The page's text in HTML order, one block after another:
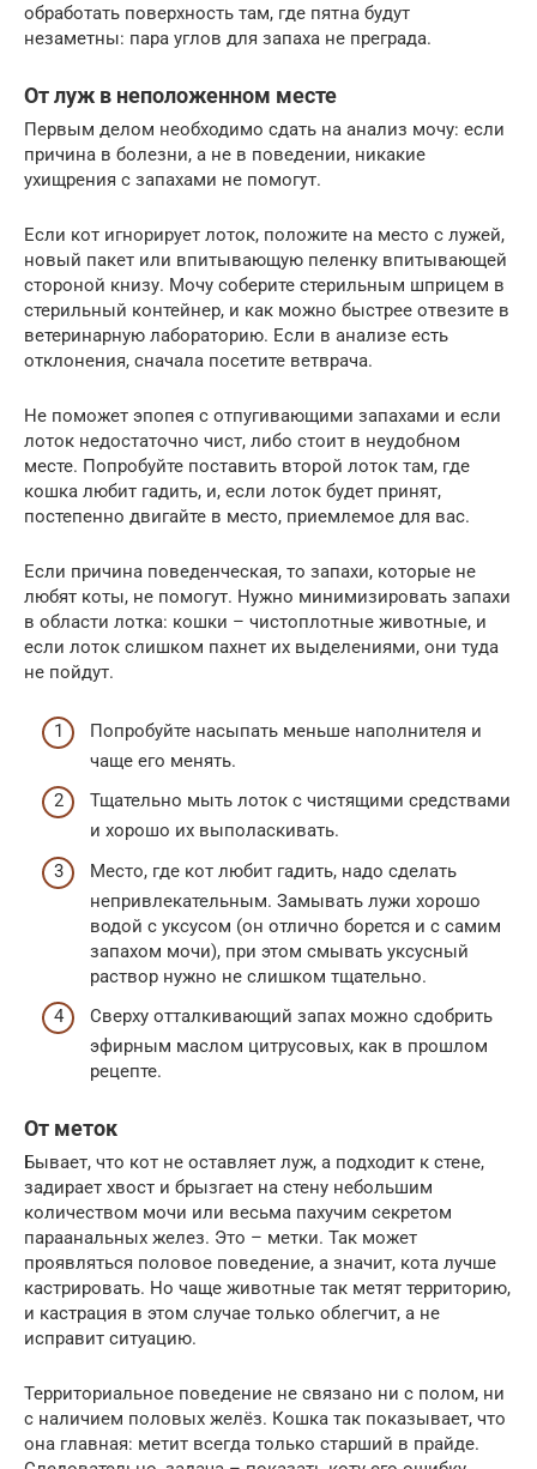
обработать поверхность там, где пятна будут
незаметны: пара углов для запаха не преграда.
От луж в неположенном месте
Первым делом необходимо сдать на анализ мочу: если
причина в болезни, а не в поведении, никакие
ухищрения с запахами не помогут.
Если кот игнорирует лоток, положите на место с лужей,
новый пакет или впитывающую пеленку впитывающей
стороной книзу. Мочу соберите стерильным шприцем в
стерильный контейнер, и как можно быстрее отвезите в
ветеринарную лабораторию. Если в анализе есть
отклонения, сначала посетите ветврача.
Не поможет эпопея с отпугивающими запахами и если
лоток недостаточно чист, либо стоит в неудобном
месте. Попробуйте поставить второй лоток там, где
кошка любит гадить, и, если лоток будет принят,
постепенно двигайте в место, приемлемое для вас.
Если причина поведенческая, то запахи, которые не
любят коты, не помогут. Нужно минимизировать запахи
в области лотка: кошки – чистоплотные животные, и
если лоток слишком пахнет их выделениями, они туда
не пойдут.
Попробуйте насыпать меньше наполнителя и
чаще его менять.
Тщательно мыть лоток с чистящими средствами
и хорошо их выполаскивать.
Место, где кот любит гадить, надо сделать
непривлекательным. Замывать лужи хорошо
водой с уксусом (он отлично борется и с самим
запахом мочи), при этом смывать уксусный
раствор нужно не слишком тщательно.
Сверху отталкивающий запах можно сдобрить
эфирным маслом цитрусовых, как в прошлом
рецепте.
От меток
Бывает, что кот не оставляет луж, а подходит к стене,
задирает хвост и брызгает на стену небольшим
количеством мочи или весьма пахучим секретом
параанальных желез. Это – метки. Так может
проявляться половое поведение, а значит, кота лучше
кастрировать. Но чаще животные так метят территорию,
и кастрация в этом случае только облегчит, а не
исправит ситуацию.
Территориальное поведение не связано ни с полом, ни
с наличием половых желёз. Кошка так показывает, что
она главная: метит всегда только старший в прайде.